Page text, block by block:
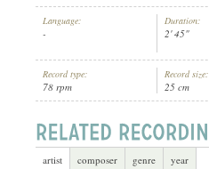
Language:
-
Duration:
2' 45"
Record type:
78 rpm
Record size:
25 cm
artist composer genre year